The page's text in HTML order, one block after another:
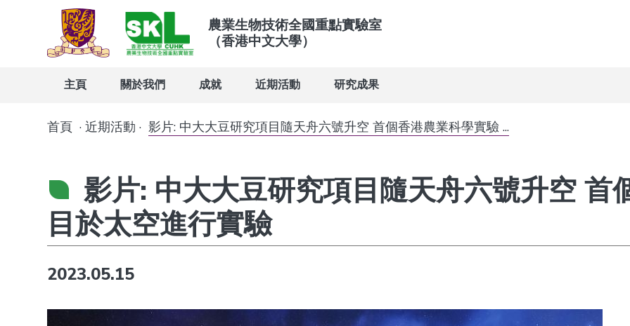
農業生物技術全國重點實驗室
（香港中文大學）
主頁 關於我們 成就 近期活動 研究成果
首頁 ·近期活動 · 影片: 中大大豆研究項目隨天舟六號升空 首個香港農業科學實驗 ...
影片: 中大大豆研究項目隨天舟六號升空 首
目於太空進行實驗
2023.05.15